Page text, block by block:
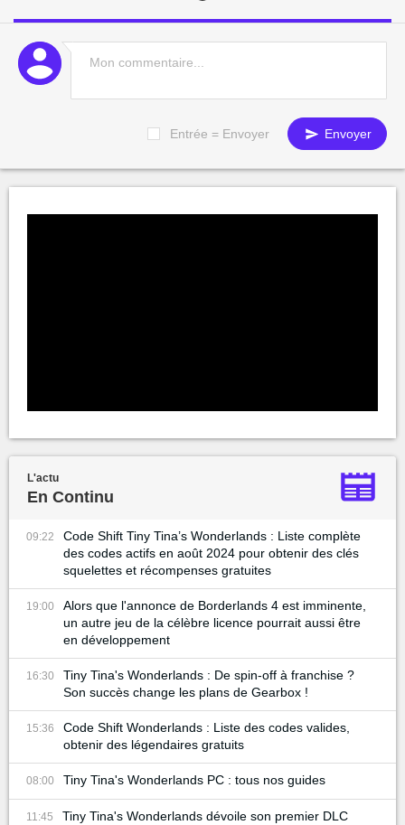
Entrée = Envoyer Envoyer
L'actu
En Continu
09:22
Code Shift Tiny Tina’s Wonderlands : Liste complète
des codes actifs en août 2024 pour obtenir des clés
squelettes et récompenses gratuites
19:00
Alors que l'annonce de Borderlands 4 est imminente,
un autre jeu de la célèbre licence pourrait aussi être
en développement
16:30
Tiny Tina's Wonderlands : De spin-off à franchise ?
Son succès change les plans de Gearbox !
15:36
Code Shift Wonderlands : Liste des codes valides,
obtenir des légendaires gratuits
08:00 Tiny Tina's Wonderlands PC : tous nos guides
11:45 Tiny Tina's Wonderlands dévoile son premier DLC